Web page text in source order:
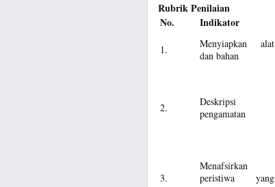
Rubrik Penilaian
No.
Indikator
1.
Menyiapkan alat
dan bahan
2.
Deskripsi
pengamatan
3.
Menafsirkan
peristiwa yang